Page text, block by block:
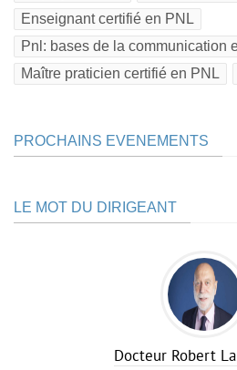
Enseignant certifié en PNL
Pnl: bases de la communication
Maître praticien certifié en PNL
PROCHAINS EVENEMENTS
LE MOT DU DIRIGEANT
Docteur Robert